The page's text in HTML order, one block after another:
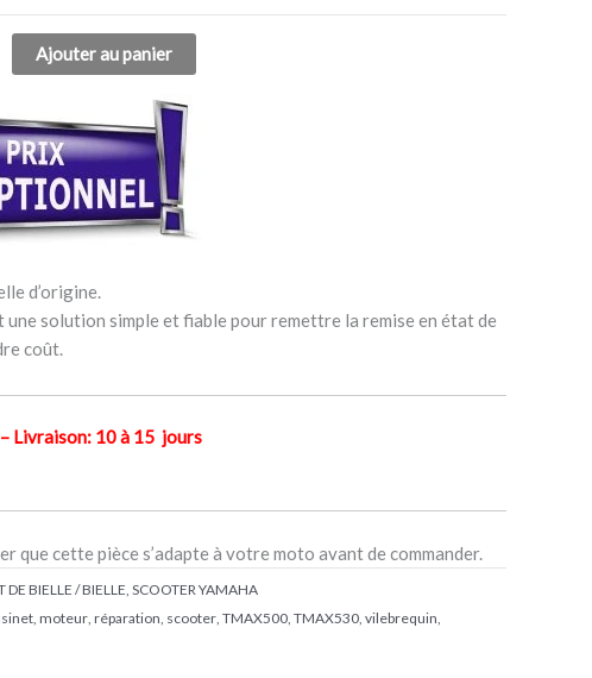
Ajouter au panier
d’origine.
une solution simple et fiable pour remettre la remise en état de
coût.
Livraison: 10 à 15 jours
que cette pièce s’adapte à votre moto avant de commander.
DE BIELLE / BIELLE SCOOTER YAMAHA
moteur réparation scooter TMAX500 TMAX530 vilebrequin